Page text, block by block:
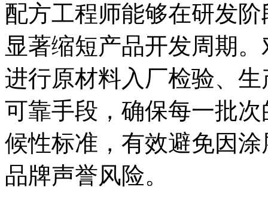
配方工程师能够在研发
显著缩短产品开发周期
进行原材料入厂检验、
可靠手段，确保每一批
候性标准，有效避免因
品牌声誉风险。